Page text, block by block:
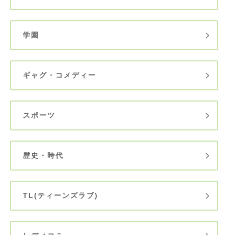
学園
ギャグ・コメディー
スポーツ
歴史・時代
TL(ティーンズラブ)